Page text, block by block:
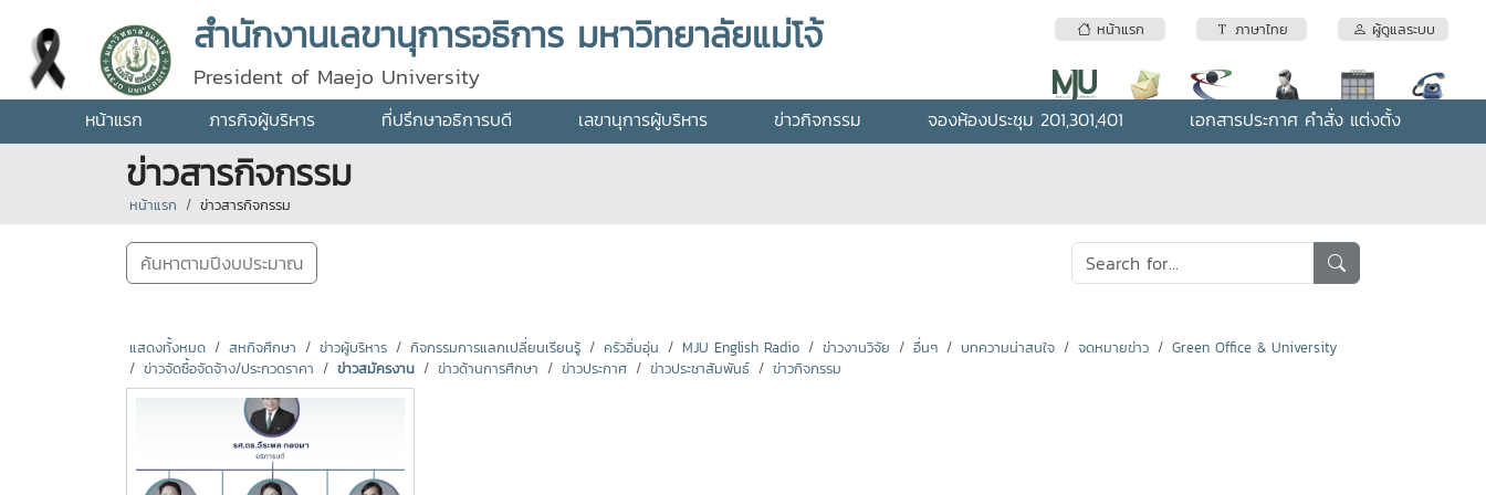
หน้าแรก ภาษาไทย ผู้ดูแลระบบ
สำนักงานเลขานุการอธิการ มหาวิทยาลัยแม่โจ้
President of Maejo University
หน้าแรก ภารกิจผู้บริหาร ที่ปรึกษาอธิการบดี เลขานุการผู้บริหาร ข่าวกิจกรรม จองห้องประชุม 201,301,401 เอกสารประกาศ คำสั่ง แต่งตั้ง
ข่าวสารกิจกรรม
หน้าแรก ข่าวสารกิจกรรม
ค้นหาตามปีงบประมาณ
แสดงทั้งหมด สหกิจศึกษา ข่าวผู้บริหาร กิจกรรมการแลกเปลี่ยนเรียนรู้ ครัวอิ่มอุ่น MJU English Radio ข่าวงานวิจัย อื่นๆ บทความน่าสนใจ จดหมายข่าว
Green Office & University
ข่าวจัดซื้อจัดจ้าง/ประกวดราคา
ข่าวสมัครงาน ข่าวด้านการศึกษา ข่าวประกาศ ข่าวประชาสัมพันธ์ ข่าวกิจกรรม